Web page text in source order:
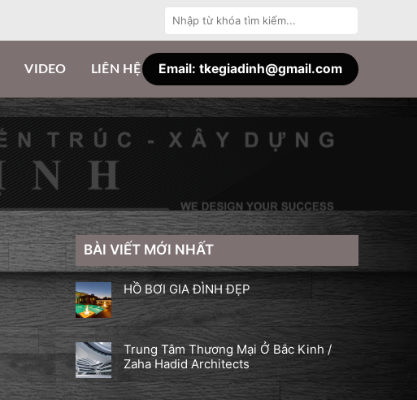
kiếm:
VIDEO LIÊN HỆ Email: tkegiadinh@gmail.com
BÀI VIẾT MỚI NHẤT
HỒ BƠI GIA ĐÌNH ĐẸP
Trung Tâm Thương Mại Ở Bắc Kinh /
Zaha Hadid Architects